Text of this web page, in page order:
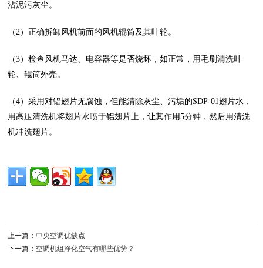
沾泥污灰尘。
（2）正确拆卸风机前面的风机辊筒及其叶轮。
（3）检查风机马达、电容器等是否烧坏，如正常，用毛刷清洗叶
轮、辊筒外壳。
（4）采用对铝翅片无腐蚀，但能清除灰尘、污垢的SDP-01翅片水，
用高压清洗机将翅片水喷于铝翅片上，让其作用5分钟，然后用清洗
机冲洗翅片。
上一篇：中央空调优缺点
下一篇： 空调机组净化空气有哪些优势？